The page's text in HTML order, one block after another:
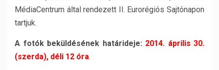
MédiaCentrum által rendezett II. Eurorégiós Sajtónapon
tartjuk.
A fotók beküldésének határideje: 2014. április 30.
(szerda), déli 12 óra.